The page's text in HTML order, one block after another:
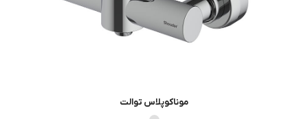
انتخاب گزینه ها
موناکوپلاس توالت